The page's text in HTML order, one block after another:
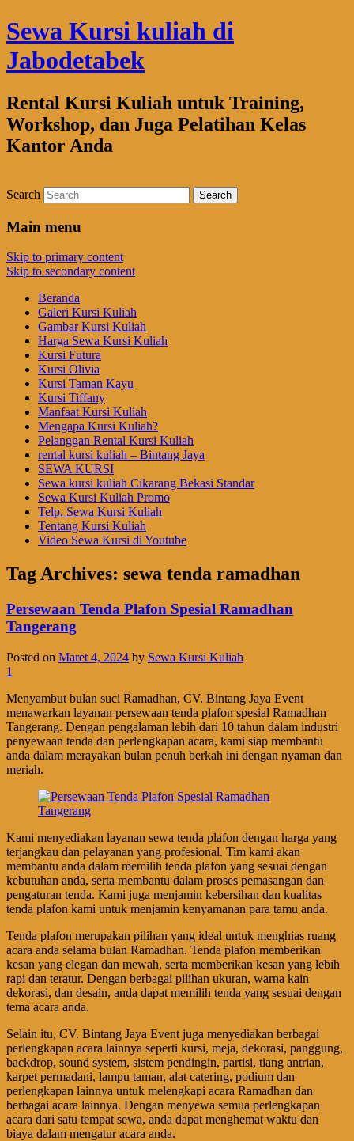
Sewa Kursi kuliah di
Jabodetabek
Rental Kursi Kuliah untuk Training,
Workshop, dan Juga Pelatihan Kelas
Kantor Anda
Search
Main menu
Skip to primary content
Skip to secondary content
Beranda
Galeri Kursi Kuliah
Gambar Kursi Kuliah
Harga Sewa Kursi Kuliah
Kursi Futura
Kursi Olivia
Kursi Taman Kayu
Kursi Tiffany
Manfaat Kursi Kuliah
Mengapa Kursi Kuliah?
Pelanggan Rental Kursi Kuliah
rental kursi kuliah – Bintang Jaya
SEWA KURSI
Sewa kursi kuliah Cikarang Bekasi Standar
Sewa Kursi Kuliah Promo
Telp. Sewa Kursi Kuliah
Tentang Kursi Kuliah
Video Sewa Kursi di Youtube
Tag Archives: sewa tenda ramadhan
Persewaan Tenda Plafon Spesial Ramadhan
Tangerang
Posted on Maret 4, 2024 by Sewa Kursi Kuliah
1
Menyambut bulan suci Ramadhan, CV. Bintang Jaya Event
menawarkan layanan persewaan tenda plafon spesial Ramadhan
Tangerang. Dengan pengalaman lebih dari 10 tahun dalam industri
penyewaan tenda dan perlengkapan acara, kami siap membantu
anda dalam merayakan bulan penuh berkah ini dengan nyaman dan
meriah.
Kami menyediakan layanan sewa tenda plafon dengan harga yang
terjangkau dan pelayanan yang profesional. Tim kami akan
membantu anda dalam memilih tenda plafon yang sesuai dengan
kebutuhan anda, serta membantu dalam proses pemasangan dan
pengaturan tenda. Kami juga menjamin kebersihan dan kualitas
tenda plafon kami untuk menjamin kenyamanan para tamu anda.
Tenda plafon merupakan pilihan yang ideal untuk menghias ruang
acara anda selama bulan Ramadhan. Tenda plafon memberikan
kesan yang elegan dan mewah, serta memberikan kesan yang lebih
rapi dan teratur. Dengan berbagai pilihan ukuran, warna kain
dekorasi, dan desain, anda dapat memilih tenda yang sesuai dengan
tema acara anda.
Selain itu, CV. Bintang Jaya Event juga menyediakan berbagai
perlengkapan acara lainnya seperti kursi, meja, dekorasi, panggung,
backdrop, sound system, sistem pendingin, partisi, tiang antrian,
karpet permadani, lampu taman, alat catering, podium dan
perlengkapan lainnya untuk melengkapi acara Ramadhan dan
berbagai acara lainnya. Dengan menyewa semua perlengkapan
acara dari satu tempat sewa, anda dapat menghemat waktu dan
biaya dalam mengatur acara anda.